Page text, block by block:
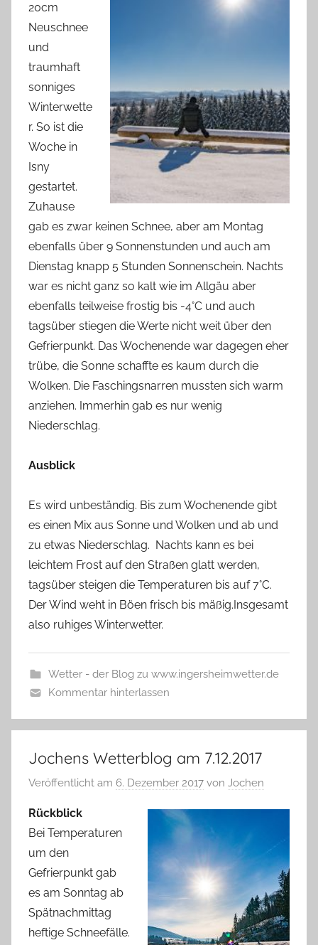
20cm
Neuschnee
und
traumhaft
sonniges
Winterwette
r. So ist die
Woche in
Isny
gestartet.
Zuhause
gab es zwar keinen Schnee, aber am Montag
ebenfalls über 9 Sonnenstunden und auch am
Dienstag knapp 5 Stunden Sonnenschein. Nachts
war es nicht ganz so kalt wie im Allgäu aber
ebenfalls teilweise frostig bis -4°C und auch
tagsüber stiegen die Werte nicht weit über den
Gefrierpunkt. Das Wochenende war dagegen eher
trübe, die Sonne schaffte es kaum durch die
Wolken. Die Faschingsnarren mussten sich warm
anziehen. Immerhin gab es nur wenig
Niederschlag.
Ausblick
Es wird unbeständig. Bis zum Wochenende gibt
es einen Mix aus Sonne und Wolken und ab und
zu etwas Niederschlag. Nachts kann es bei
leichtem Frost auf den Straßen glatt werden,
tagsüber steigen die Temperaturen bis auf 7°C.
Der Wind weht in Böen frisch bis mäßig.Insgesamt
also ruhiges Winterwetter.
Wetter - der Blog zu www.ingersheimwetter.de
Kommentar hinterlassen
Jochens Wetterblog am 7.12.2017
Veröffentlicht am 6. Dezember 2017 von Jochen
Rückblick
Bei Temperaturen
um den
Gefrierpunkt gab
es am Sonntag ab
Spätnachmittag
heftige Schneefälle.